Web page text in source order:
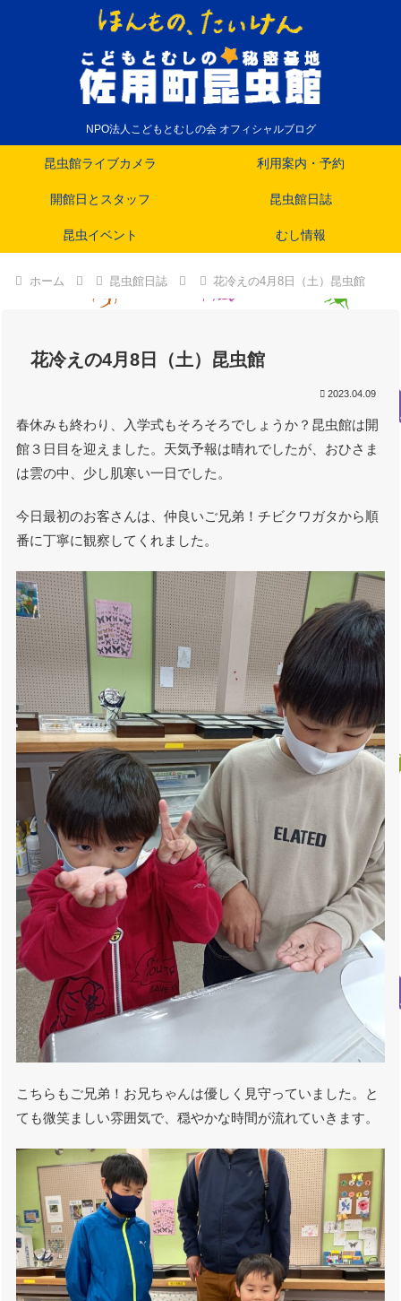
NPO法人こどもとむしの会 オフィシャルブログ
昆虫館ライブカメラ 利用案内・予約
開館日とスタッフ 昆虫館日誌
昆虫イベント むし情報
ホーム 昆虫館日誌 花冷えの4月8日（土）昆虫館
花冷えの4月8日（土）昆虫館
2023.04.09
春休みも終わり、入学式もそろそろでしょうか？昆虫館は開
館３日目を迎えました。天気予報は晴れでしたが、おひさま
は雲の中、少し肌寒い一日でした。
今日最初のお客さんは、仲良いご兄弟！チビクワガタから順
番に丁寧に観察してくれました。
こちらもご兄弟！お兄ちゃんは優しく見守っていました。と
ても微笑ましい雰囲気で、穏やかな時間が流れていきます。